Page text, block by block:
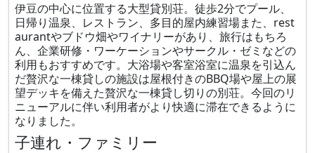
伊豆の中心に位置する大型貸別荘。徒歩2分でプール、
日帰り温泉、レストラン、多目的屋内練習場また、rest
aurantやブドウ畑やワイナリーがあり、旅行はもちろ
ん、企業研修・ワーケーションやサークル・ゼミなどの
利用もおすすめです。大浴場や客室浴室に温泉を引込ん
だ贅沢な一棟貸しの施設は屋根付きのBBQ場や屋上の展
望デッキを備えた贅沢な一棟貸し切りの別荘。今回のリ
ニューアルに伴い利用者がより快適に滞在できるように
なりました。
子連れ・ファミリー